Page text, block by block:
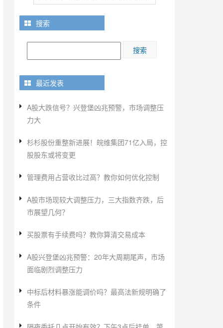
搜索
最近发表
A股大跌信号？兴登堡凶兆预警，市场调整压
力大
杉杉股份重整新进展！皖维集团71亿入局，控
股股东或将变更
管理费用占营收比过高？教你如何优化控制
A股市场现较大调整压力，三大指数齐跌，后
市展望几何？
买股票有手续费吗？教你算清交易成本
A股兴登堡凶兆预警：20年大周期尾声，市场
面临剧烈调整压力
中标后材料暴涨能调价吗？最高法新规明确了
条件